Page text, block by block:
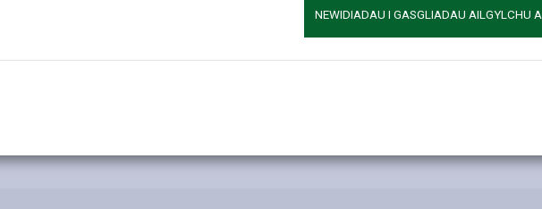
NEWIDIADAU I GASGLIADAU AILGYLCHU